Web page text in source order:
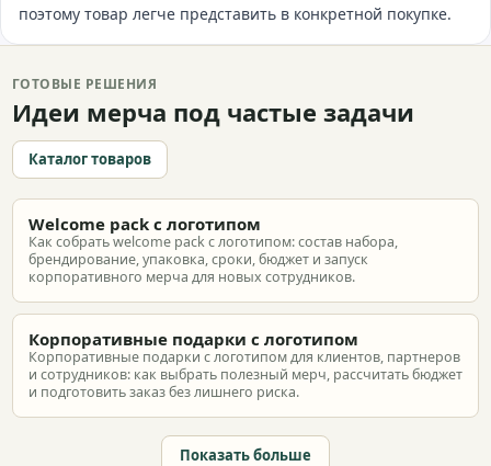
поэтому товар легче представить в конкретной покупке.
ГОТОВЫЕ РЕШЕНИЯ
Идеи мерча под частые задачи
Каталог товаров
Welcome pack с логотипом
Как собрать welcome pack с логотипом: состав набора,
брендирование, упаковка, сроки, бюджет и запуск
корпоративного мерча для новых сотрудников.
Корпоративные подарки с логотипом
Корпоративные подарки с логотипом для клиентов, партнеров
и сотрудников: как выбрать полезный мерч, рассчитать бюджет
и подготовить заказ без лишнего риска.
Показать больше